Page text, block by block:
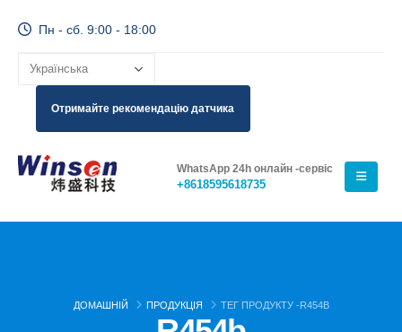
Пн - сб. 9:00 - 18:00
Отримайте рекомендацію датчика
WhatsApp 24h онлайн -сервіс
+8618595618735
ДОМАШНІЙ ПРОДУКЦІЯ ТЕГ ПРОДУКТУ -R454B